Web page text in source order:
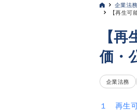
企業法務
【再生
【
価・
企業法務
１ 再生